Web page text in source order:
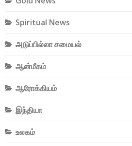
Spiritual News
அடுப்பில்லா சமையல்
ஆன்மீகம்
ஆரோக்கியம்
இந்தியா
உலகம்